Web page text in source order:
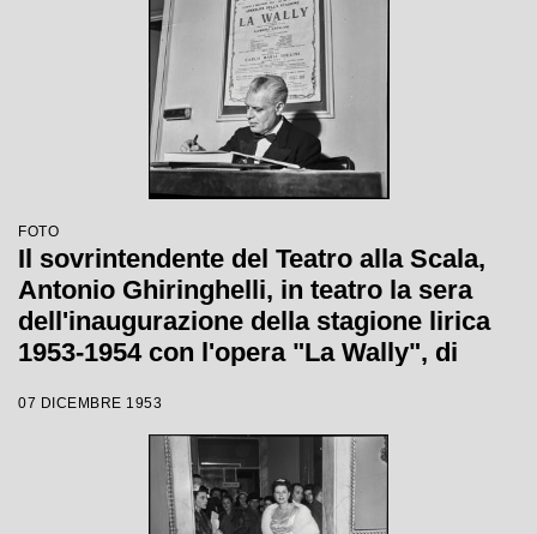
FOTO
Il sovrintendente del Teatro alla Scala,
Antonio Ghiringhelli, in teatro la sera
dell'inaugurazione della stagione lirica
1953-1954 con l'opera "La Wally", di
Giulini, con la regia di Tatiana Pavlova;
alle sue spalle la locandina dell'opera.
07 DICEMBRE 1953